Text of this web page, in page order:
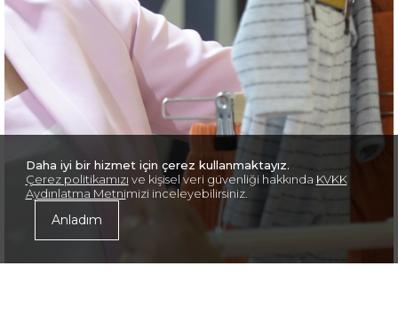
Daha iyi bir hizmet için çerez kullanmaktayız.
Çerez politikamızı ve kişisel veri güvenliği hakkında KVKK
Aydınlatma Metnimizi inceleyebilirsiniz.
Anladım